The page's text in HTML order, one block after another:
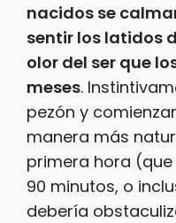
nacidos se
sentir los latidos
olor del ser que
meses.
pezón y
manera más
primera hora
90 minutos, o
debería